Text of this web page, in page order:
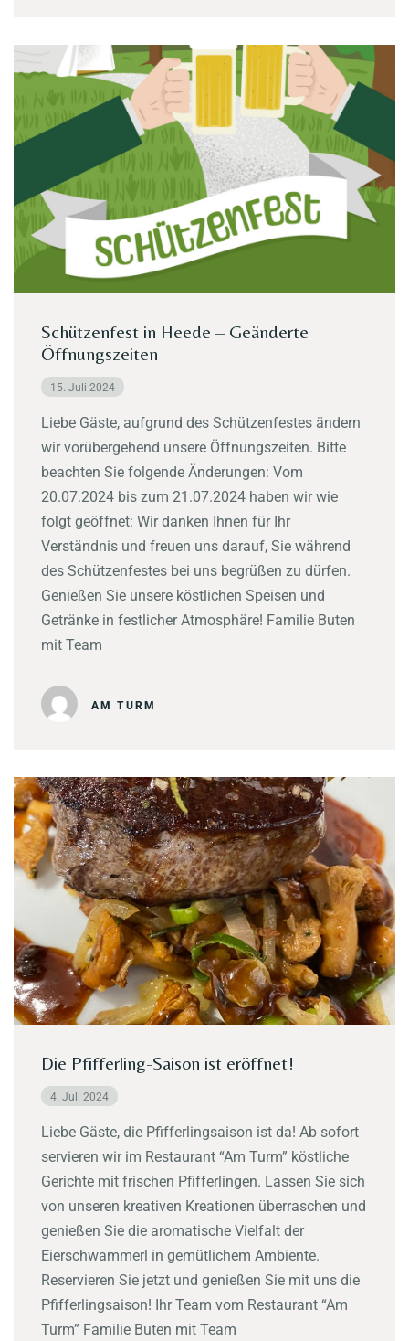
Schützenfest in Heede – Geänderte
Öffnungszeiten
15. Juli 2024
Liebe Gäste, aufgrund des Schützenfestes ändern
wir vorübergehend unsere Öffnungszeiten. Bitte
beachten Sie folgende Änderungen: Vom
20.07.2024 bis zum 21.07.2024 haben wir wie
folgt geöffnet: Wir danken Ihnen für Ihr
Verständnis und freuen uns darauf, Sie während
des Schützenfestes bei uns begrüßen zu dürfen.
Genießen Sie unsere köstlichen Speisen und
Getränke in festlicher Atmosphäre! Familie Buten
mit Team
AM TURM
Die Pfifferling-Saison ist eröffnet!
4. Juli 2024
Liebe Gäste, die Pfifferlingsaison ist da! Ab sofort
servieren wir im Restaurant “Am Turm” köstliche
Gerichte mit frischen Pfifferlingen. Lassen Sie sich
von unseren kreativen Kreationen überraschen und
genießen Sie die aromatische Vielfalt der
Eierschwammerl in gemütlichem Ambiente.
Reservieren Sie jetzt und genießen Sie mit uns die
Pfifferlingsaison! Ihr Team vom Restaurant “Am
Turm” Familie Buten mit Team